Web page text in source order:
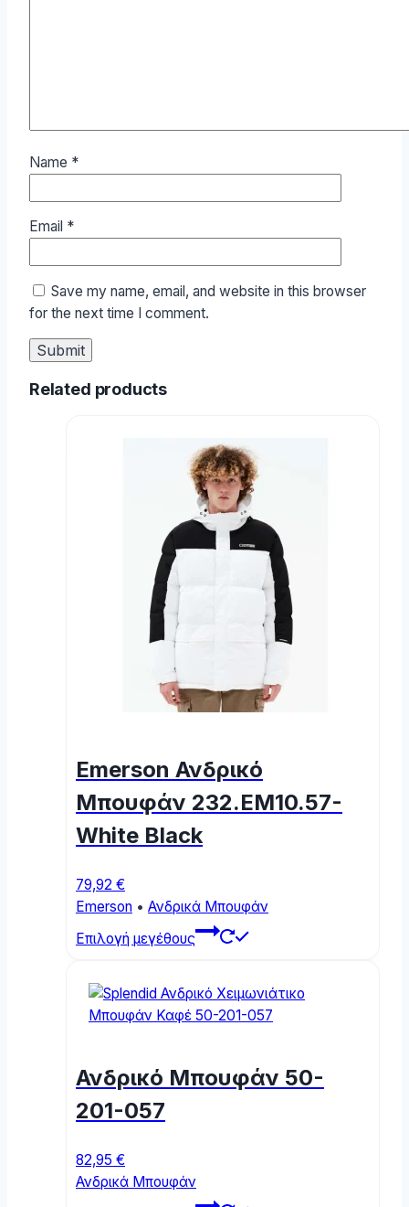
Name *
Email *
Save my name, email, and website in this browser
for the next time I comment.
Related products
Emerson Ανδρικό
Μπουφάν 232.EM10.57-
White Black
79,92 €
Emerson • Ανδρικά Μπουφάν
Επιλογή μεγέθους
This
multiple
variants.
may
Ανδρικό Μπουφάν 50-
201-057
82,95 €
Ανδρικά Μπουφάν